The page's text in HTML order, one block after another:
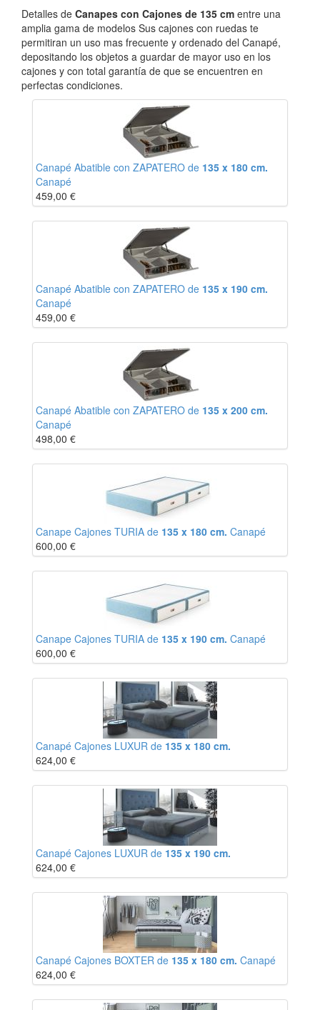
Detalles de Canapes con Cajones de 135 cm entre una
amplia gama de modelos Sus cajones con ruedas te
permitiran un uso mas frecuente y ordenado del Canapé,
depositando los objetos a guardar de mayor uso en los
cajones y con total garantía de que se encuentren en
perfectas condiciones.
Canapé Abatible con ZAPATERO de 135 x 180 cm.
Canapé
459,00 €
Canapé Abatible con ZAPATERO de 135 x 190 cm.
Canapé
459,00 €
Canapé Abatible con ZAPATERO de 135 x 200 cm.
Canapé
498,00 €
Canape Cajones TURIA de 135 x 180 cm. Canapé
600,00 €
Canape Cajones TURIA de 135 x 190 cm. Canapé
600,00 €
Canapé Cajones LUXUR de 135 x 180 cm.
624,00 €
Canapé Cajones LUXUR de 135 x 190 cm.
624,00 €
Canapé Cajones BOXTER de 135 x 180 cm. Canapé
624,00 €